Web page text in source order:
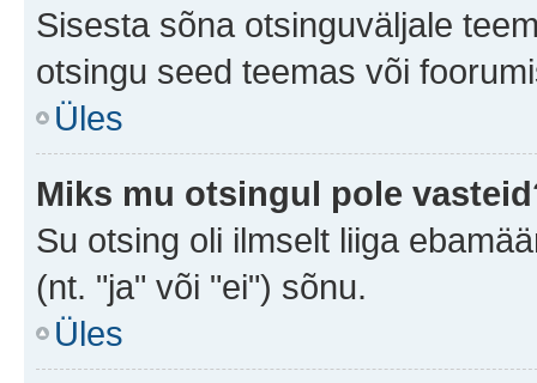
Sisesta sõna otsinguväljale
otsingu seed teemas või
Üles
Miks mu otsingul pole
Su otsing oli ilmselt liiga
(nt. "ja" või "ei") sõnu.
Üles